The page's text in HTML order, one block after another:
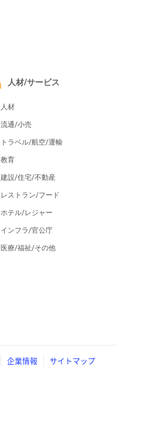
人材/サービス
人材
流通/小売
トラベル/航空/運輸
教育
建設/住宅/不動産
レストラン/フード
ホテル/レジャー
インフラ/官公庁
医療/福祉/その他
企業情報 サイトマップ